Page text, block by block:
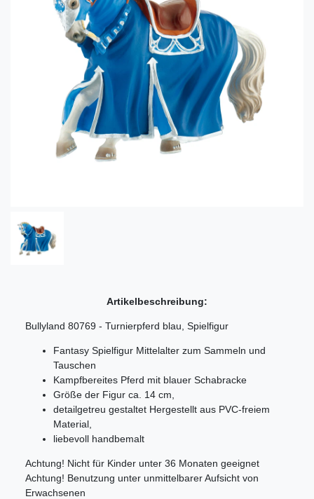
Artikelbeschreibung:
Bullyland 80769 - Turnierpferd blau, Spielfigur
Fantasy Spielfigur Mittelalter zum Sammeln und
Tauschen
Kampfbereites Pferd mit blauer Schabracke
Größe der Figur ca. 14 cm,
detailgetreu gestaltet Hergestellt aus PVC-freiem
Material,
liebevoll handbemalt
Achtung! Nicht für Kinder unter 36 Monaten geeignet
Achtung! Benutzung unter unmittelbarer Aufsicht von
Erwachsenen